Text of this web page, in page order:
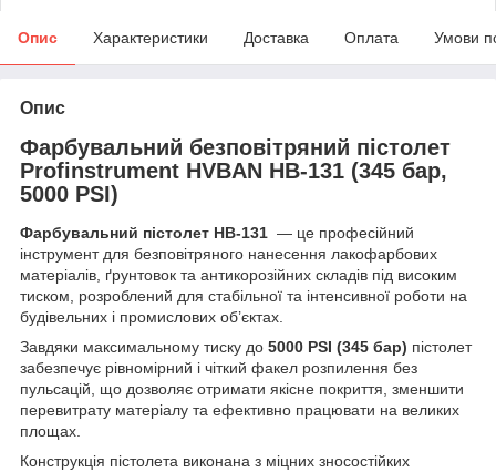
Опис Характеристики Доставка Оплата Умови
Опис
Фарбувальний безповітряний пістолет
Profinstrument HVBAN HB-131 (345 бар,
5000 PSI)
Фарбувальний пістолет HB-131 — це професійний
інструмент для безповітряного нанесення лакофарбових
матеріалів, ґрунтовок та антикорозійних складів під високим
тиском, розроблений для стабільної та інтенсивної роботи на
будівельних і промислових об’єктах.
Завдяки максимальному тиску до 5000 PSI (345 бар) пістолет
забезпечує рівномірний і чіткий факел розпилення без
пульсацій, що дозволяє отримати якісне покриття, зменшити
перевитрату матеріалу та ефективно працювати на великих
площах.
Конструкція пістолета виконана з міцних зносостійких